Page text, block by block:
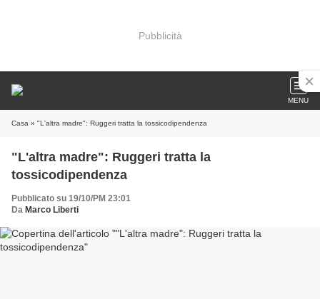
Pubblicità
MENU
Casa » "L'altra madre": Ruggeri tratta la tossicodipendenza
"L'altra madre": Ruggeri tratta la
tossicodipendenza
Pubblicato su 19/10/PM 23:01
Da Marco Liberti